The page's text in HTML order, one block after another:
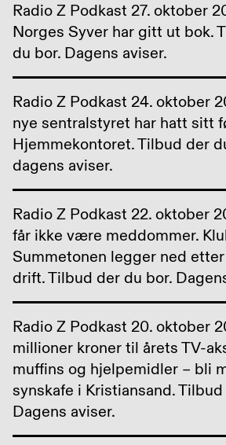
Radio Z Podkast 27. oktober
Norges Syver har gitt ut bok.
du bor. Dagens aviser.
Radio Z Podkast 24. oktober
nye sentralstyret har hatt sitt
Hjemmekontoret. Tilbud der
dagens aviser.
Radio Z Podkast 22. oktober
får ikke være meddommer.
Summetonen legger ned
drift. Tilbud der du bor.
Radio Z Podkast 20. oktober
millioner kroner til årets TV-
muffins og hjelpemidler – bli
synskafe i Kristiansand.
Dagens aviser.